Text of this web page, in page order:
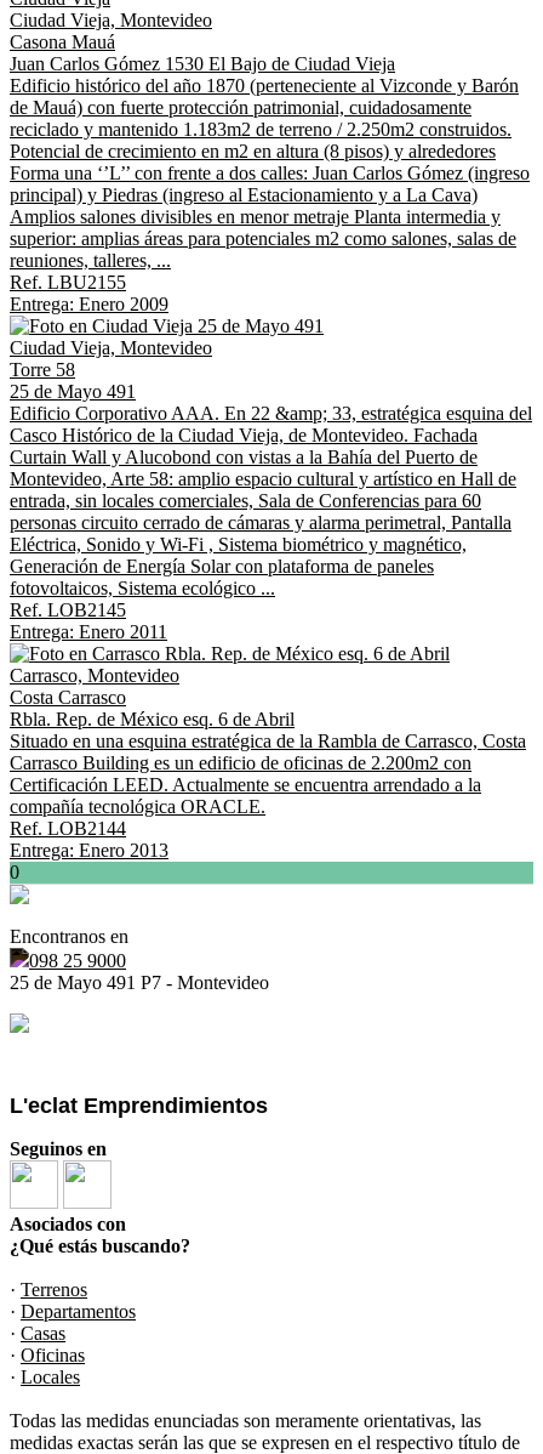
Ciudad Vieja, Montevideo
Casona Mauá
Juan Carlos Gómez 1530 El Bajo de Ciudad Vieja
Edificio histórico del año 1870 (perteneciente al Vizconde y Barón
de Mauá) con fuerte protección patrimonial, cuidadosamente
reciclado y mantenido 1.183m2 de terreno / 2.250m2 construidos.
Potencial de crecimiento en m2 en altura (8 pisos) y alrededores
Forma una ‘’L’’ con frente a dos calles: Juan Carlos Gómez (ingreso
principal) y Piedras (ingreso al Estacionamiento y a La Cava)
Amplios salones divisibles en menor metraje Planta intermedia y
superior: amplias áreas para potenciales m2 como salones, salas de
reuniones, talleres, ...
Ref. LBU2155
Entrega: Enero 2009
Ciudad Vieja, Montevideo
Torre 58
25 de Mayo 491
Edificio Corporativo AAA. En 22 &amp; 33, estratégica esquina del
Casco Histórico de la Ciudad Vieja, de Montevideo. Fachada
Curtain Wall y Alucobond con vistas a la Bahía del Puerto de
Montevideo, Arte 58: amplio espacio cultural y artístico en Hall de
entrada, sin locales comerciales, Sala de Conferencias para 60
personas circuito cerrado de cámaras y alarma perimetral, Pantalla
Eléctrica, Sonido y Wi-Fi , Sistema biométrico y magnético,
Generación de Energía Solar con plataforma de paneles
fotovoltaicos, Sistema ecológico ...
Ref. LOB2145
Entrega: Enero 2011
Carrasco, Montevideo
Costa Carrasco
Rbla. Rep. de México esq. 6 de Abril
Situado en una esquina estratégica de la Rambla de Carrasco, Costa
Carrasco Building es un edificio de oficinas de 2.200m2 con
Certificación LEED. Actualmente se encuentra arrendado a la
compañía tecnológica ORACLE.
Ref. LOB2144
Entrega: Enero 2013
0
Encontranos en
098 25 9000
25 de Mayo 491 P7 - Montevideo
L'eclat Emprendimientos
Seguinos en
Asociados con
¿Qué estás buscando?
· Terrenos
· Departamentos
· Casas
· Oficinas
· Locales
Todas las medidas enunciadas son meramente orientativas, las
medidas exactas serán las que se expresen en el respectivo título de